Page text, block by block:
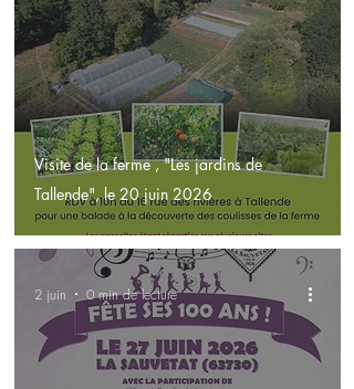
Visite de la ferme , "Les jardins de
Tallende", le 20 juin 2026
2 juin 0 min de lecture